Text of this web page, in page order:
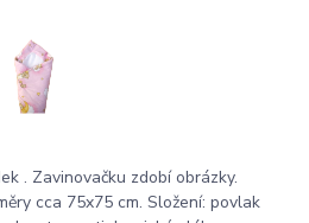
. Zavinovačku zdobí obrázky.
cca 75x75 cm. Složení: povlak